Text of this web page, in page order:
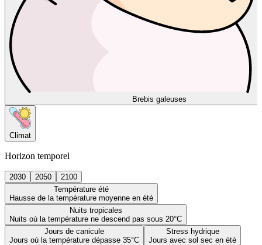
Brebis galeuses
Climat
Horizon temporel
2030 2050
2100
Température été
Hausse de la température moyenne en été
Nuits tropicales
Nuits où la température ne descend pas sous 20°C
Jours de canicule
Jours où la température dépasse 35°C
Stress hydrique
Jours avec sol sec en été